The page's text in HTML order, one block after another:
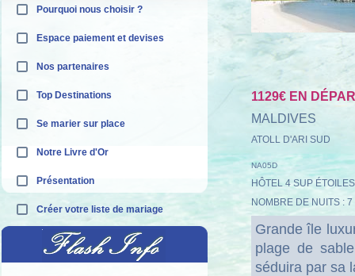
Pourquoi nous choisir ?
Espace paiement et devises
Nos partenaires
Top Destinations
Se marier sur place
Notre Livre d'Or
Présentation
Créer votre liste de mariage
1129€ EN
MALDIVES
ATOLL D'ARI SUD
NA05D
HÔTEL 4 SUP ÉTOILES
NOMBRE DE NUITS :
Grande île
plage de
séduira par sa